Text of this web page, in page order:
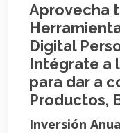
Aprovecha
Digital
Intégrate a
para dar a
Productos,
Inversión